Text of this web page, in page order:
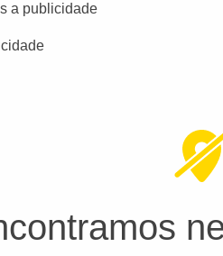
a publicidade